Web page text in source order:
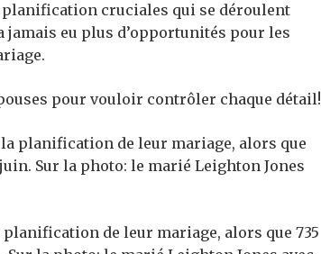
cruciales qui se déroulent
jamais eu plus d’opportunités pour les
pour vouloir contrôler chaque détail!
de leur mariage, alors que 735